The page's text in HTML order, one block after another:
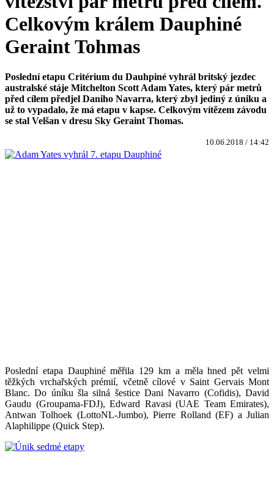
Celkovým králem Dauphiné
Geraint Tohmas
Poslední etapu Critérium du Dauhpiné vyhrál britský jezdec
australské stáje Mitchelton Scott Adam Yates, který pár metrů
před cílem předjel Daniho Navarra, který zbyl jediný z úniku a
už to vypadalo, že má etapu v kapse. Celkovým vítězem závodu
se stal Velšan v dresu Sky Geraint Thomas.
10.06.2018 / 14:42
Poslední etapa Dauphiné měřila 129 km a měla hned pět velmi
těžkých vrchařských prémií, včetně cílové v Saint Gervais Mont
Blanc. Do úníku šla silná šestice Dani Navarro (Cofidis), David
Gaudu (Groupama-FDJ), Edward Ravasi (UAE Team Emirates),
Antwan Tolhoek (LottoNL-Jumbo), Pierre Rolland (EF) a Julian
Alaphilippe (Quick Step).